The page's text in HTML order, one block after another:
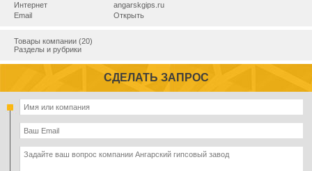
Интернет
angarskgips.ru
Email
Открыть
Товары компании (20)
Разделы и рубрики
СДЕЛАТЬ ЗАПРОС